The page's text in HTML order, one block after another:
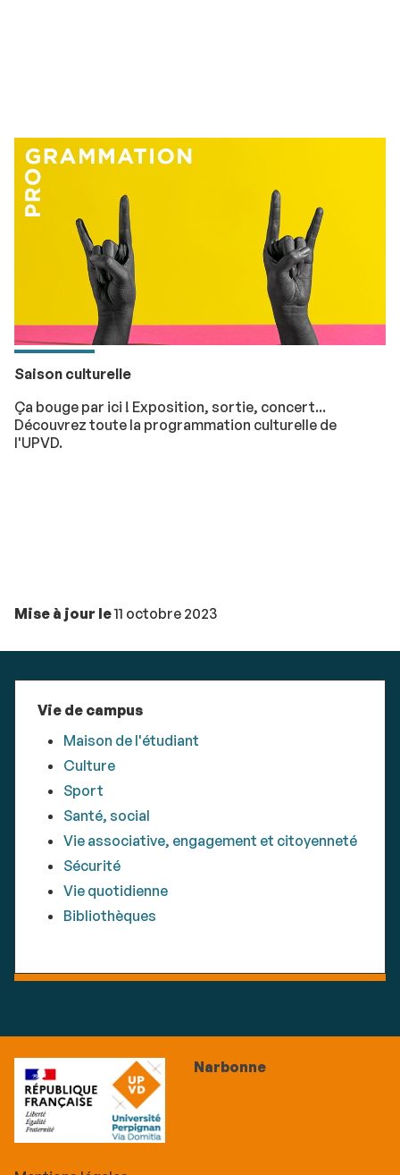
Saison culturelle
Ça bouge par ici ! Exposition, sortie, concert...
Découvrez toute la programmation culturelle de
l'UPVD.
Mise à jour le11 octobre 2023
Vie de campus
Maison de l'étudiant
Culture
Sport
Santé, social
Vie associative, engagement et citoyenneté
Sécurité
Vie quotidienne
Bibliothèques
Narbonne